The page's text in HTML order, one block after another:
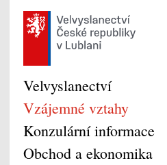
Velvyslanectví
Vzájemné vztahy
Konzulární informace
Obchod a ekonomika